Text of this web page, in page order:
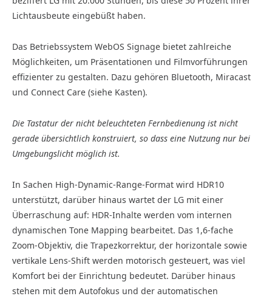
Lichtausbeute eingebüßt haben.
Das Betriebssystem WebOS Signage bietet zahlreiche
Möglichkeiten, um Präsentationen und Filmvorführungen
effizienter zu gestalten. Dazu gehören Bluetooth, Miracast
und Connect Care (siehe Kasten).
Die Tastatur der nicht beleuchteten Fernbedienung ist nicht
gerade übersichtlich konstruiert, so dass eine Nutzung nur bei
Umgebungslicht möglich ist.
In Sachen High-Dynamic-Range-Format wird HDR10
unterstützt, darüber hinaus wartet der LG mit einer
Überraschung auf: HDR-Inhalte werden vom internen
dynamischen Tone Mapping bearbeitet. Das 1,6-fache
Zoom-Objektiv, die Trapezkorrektur, der horizontale sowie
vertikale Lens-Shift werden motorisch gesteuert, was viel
Komfort bei der Einrichtung bedeutet. Darüber hinaus
stehen mit dem Autofokus und der automatischen